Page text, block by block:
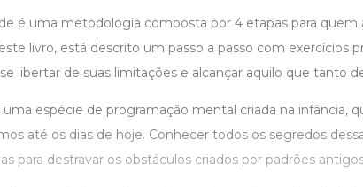
é uma metodologia composta por 4 etapas para quem
livro, está descrito um passo a passo com exercícios
libertar de suas limitações e alcançar aquilo que tanto
espécie de programação mental criada na infância,
até os dias de hoje. Conhecer todos os segredos
para destravar os obstáculos criados por padrões